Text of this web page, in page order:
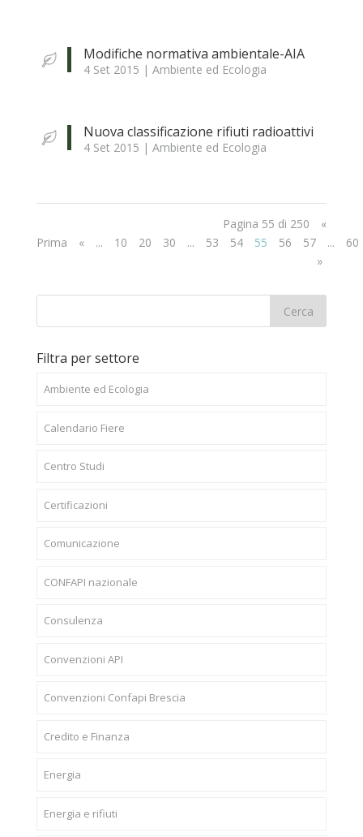
Modifiche normativa ambientale-AIA
4 Set 2015 | Ambiente ed Ecologia
Nuova classificazione rifiuti radioattivi
4 Set 2015 | Ambiente ed Ecologia
Pagina 55 di 250
«
Prima
« ... 10 20 30 ... 53 54 55 56 57 ...
60
»
Filtra per settore
Ambiente ed Ecologia
Calendario Fiere
Centro Studi
Certificazioni
Comunicazione
CONFAPI nazionale
Consulenza
Convenzioni API
Convenzioni Confapi Brescia
Credito e Finanza
Energia
Energia e rifiuti